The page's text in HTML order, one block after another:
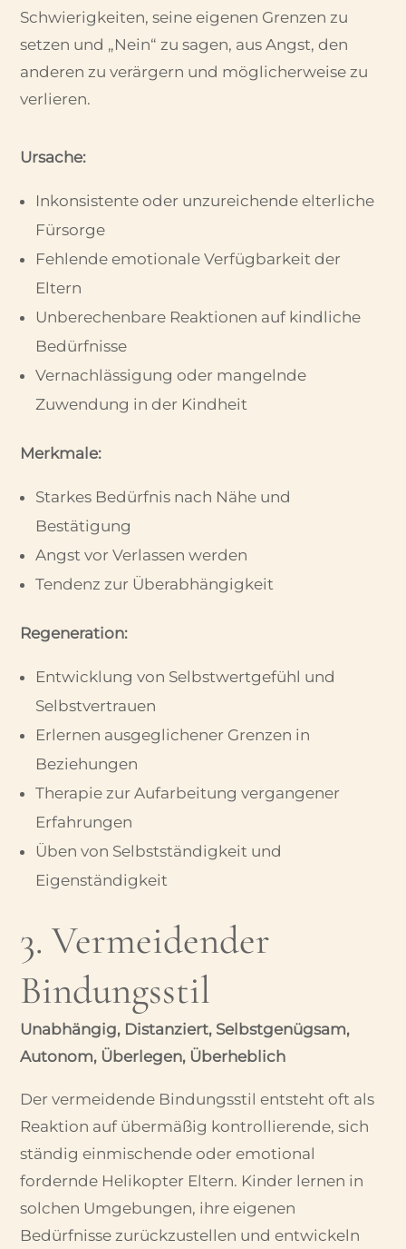
Schwierigkeiten, seine eigenen Grenzen zu
setzen und „Nein“ zu sagen, aus Angst, den
anderen zu verärgern und möglicherweise zu
verlieren.
Ursache:
Inkonsistente oder unzureichende elterliche
Fürsorge
Fehlende emotionale Verfügbarkeit der
Eltern
Unberechenbare Reaktionen auf kindliche
Bedürfnisse
Vernachlässigung oder mangelnde
Zuwendung in der Kindheit
Merkmale:
Starkes Bedürfnis nach Nähe und
Bestätigung
Angst vor Verlassen werden
Tendenz zur Überabhängigkeit
Regeneration:
Entwicklung von Selbstwertgefühl und
Selbstvertrauen
Erlernen ausgeglichener Grenzen in
Beziehungen
Therapie zur Aufarbeitung vergangener
Erfahrungen
Üben von Selbstständigkeit und
Eigenständigkeit
3. Vermeidender
Bindungsstil
Unabhängig, Distanziert, Selbstgenügsam,
Autonom, Überlegen, Überheblich
Der vermeidende Bindungsstil entsteht oft als
Reaktion auf übermäßig kontrollierende, sich
ständig einmischende oder emotional
fordernde Helikopter Eltern. Kinder lernen in
solchen Umgebungen, ihre eigenen
Bedürfnisse zurückzustellen und entwickeln